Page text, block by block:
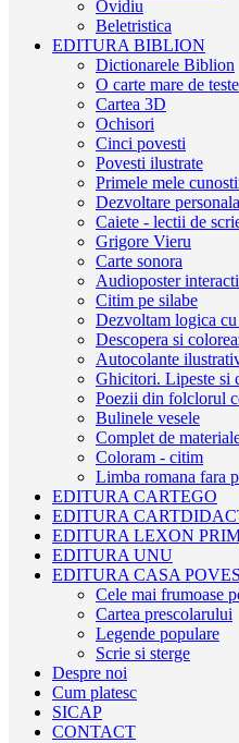
Ovidiu
Beletristica
EDITURA BIBLION
Dictionarele Biblion
O carte mare de
Cartea 3D
Ochisori
Cinci povesti
Povesti ilustrate
Primele mele
Dezvoltare
Caiete - lectii de
Grigore Vieru
Carte sonora
Audioposter
Citim pe silabe
Dezvoltam logica
Descopera si
Autocolante
Ghicitori. Lipeste si
Poezii din folclorul
Bulinele vesele
Complet de
Coloram - citim
Limba romana fara
EDITURA CARTEGO
EDITURA
EDITURA LEXON
EDITURA UNU
EDITURA CASA
Cele mai frumoase
Cartea prescolarului
Legende populare
Scrie si sterge
Despre noi
Cum platesc
SICAP
CONTACT